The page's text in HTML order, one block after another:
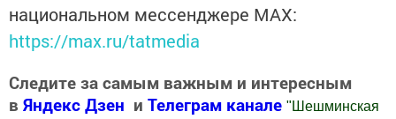
национальном мессенджере MАХ:
https://max.ru/tatmedia
Следите за самым важным и интересным
в Яндекс Дзен и Телеграм канале " Шешминская